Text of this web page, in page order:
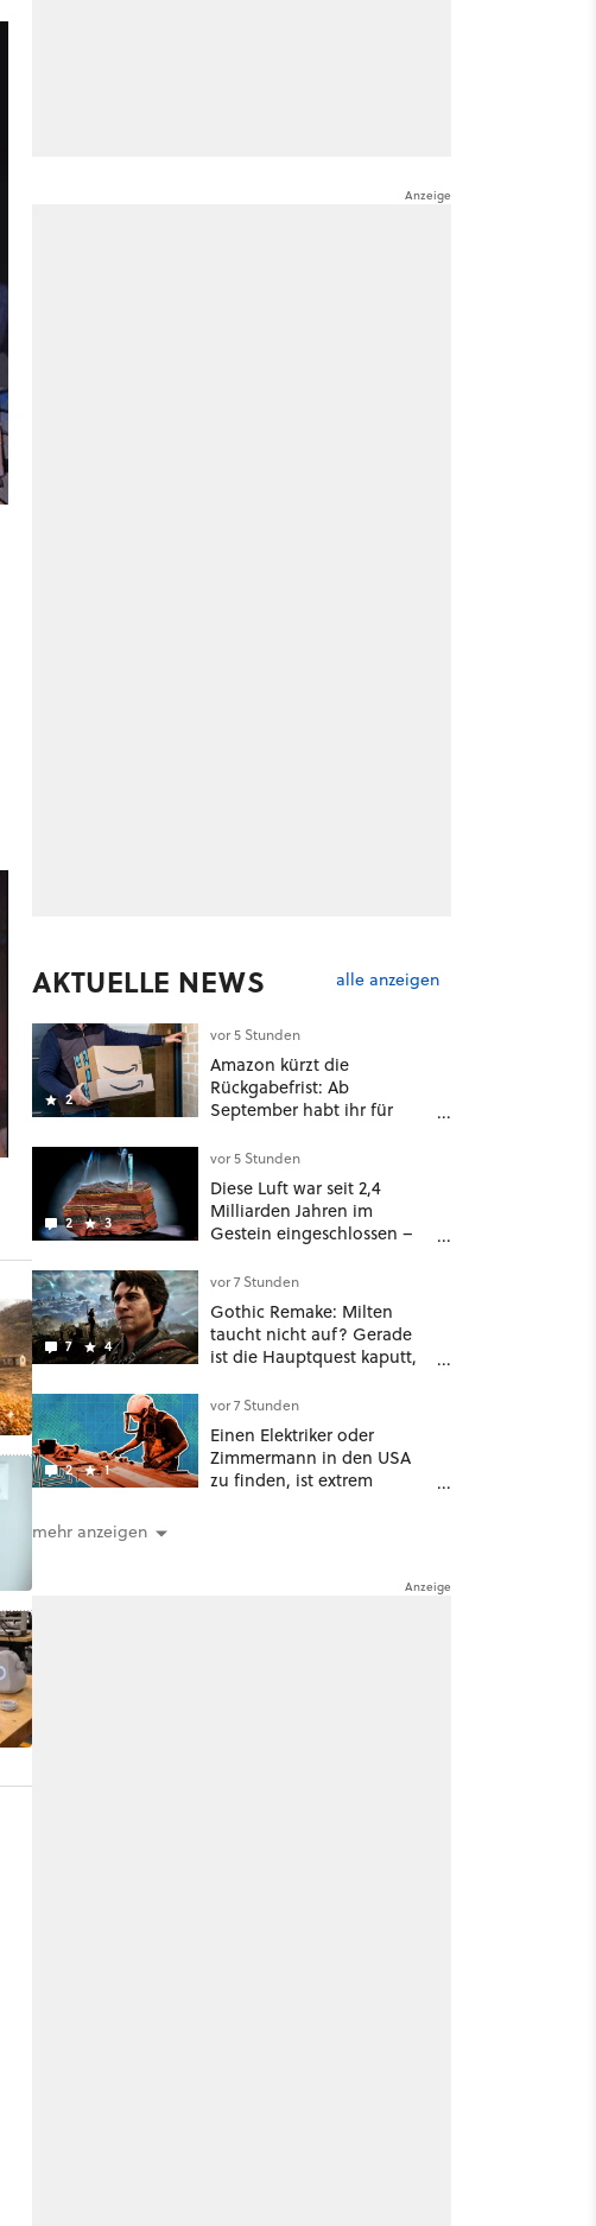
AKTUELLE NEWS alle anzeigen
2
vor 5 Stunden
Amazon kürzt die
Rückgabefrist: Ab
September habt ihr für
Tage
2 3
vor 5 Stunden
Diese Luft war seit 2,4
Milliarden Jahren im
Gestein eingeschlossen –
7 4
vor 7 Stunden
Gothic Remake: Milten
taucht nicht auf? Gerade
ist die Hauptquest kaputt,
2 1
vor 7 Stunden
Einen Elektriker oder
Zimmermann in den USA
zu finden, ist extrem
mehr anzeigen